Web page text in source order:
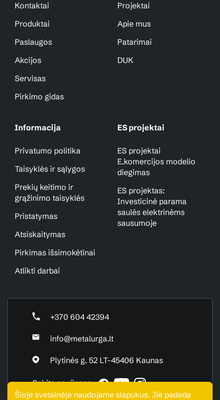
+370 604 42394
info@metalurga.lt
Plytinės g. 52 LT-45406 Kaunas
Sekite naujienas:
Šioje svetainėje naudojame slapukus. Jie padeda
Kontaktai
Produktai
Paslaugos
Akcijos
Servisas
Pirkimo gidas
Projektai
Apie mus
Patarimai
DUK
Informacija
Privatumo politika
Taisyklės ir sąlygos
Prekių keitimo ir
grąžinimo taisyklės
Pristatymas
Atsiskaitymas
Pirkimas išsimokėtinai
Atlikti darbai
ES projektai
ES projektai
E.komercijos modelio
diegimas
ES projektas:
Investicinė parama
saulės elektrinėms
sausumoje